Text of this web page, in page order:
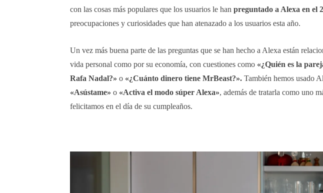
con las cosas más populares que los usuarios le han preguntado a Alexa en el
preocupaciones y curiosidades que han atenazado a los usuarios esta año.
Un vez más buena parte de las preguntas que se han hecho a Alexa están
vida personal como por su economía, con cuestiones como «¿Quién es la
Rafa Nadal?» o «¿Cuánto dinero tiene MrBeast?». También hemos usado
«Asústame» o «Activa el modo súper Alexa», además de tratarla como uno
felicitamos en el día de su cumpleaños.